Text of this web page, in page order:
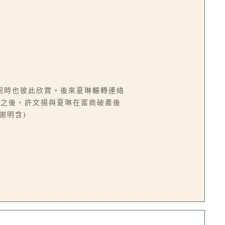
也彼此欣賞。後來夏琳輾轉連絡
後，許文揚與夏琳在富商破產後
明含)